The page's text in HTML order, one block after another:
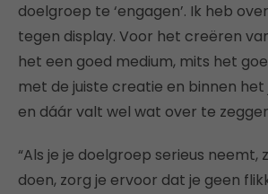
doelgroep te ‘engagen’. Ik heb
tegen display. Voor het creëren
het een goed medium, mits het
met de juiste creatie en binnen het
en dáár valt wel wat over te
“Als je je doelgroep serieus neemt,
doen, zorg je ervoor dat je geen